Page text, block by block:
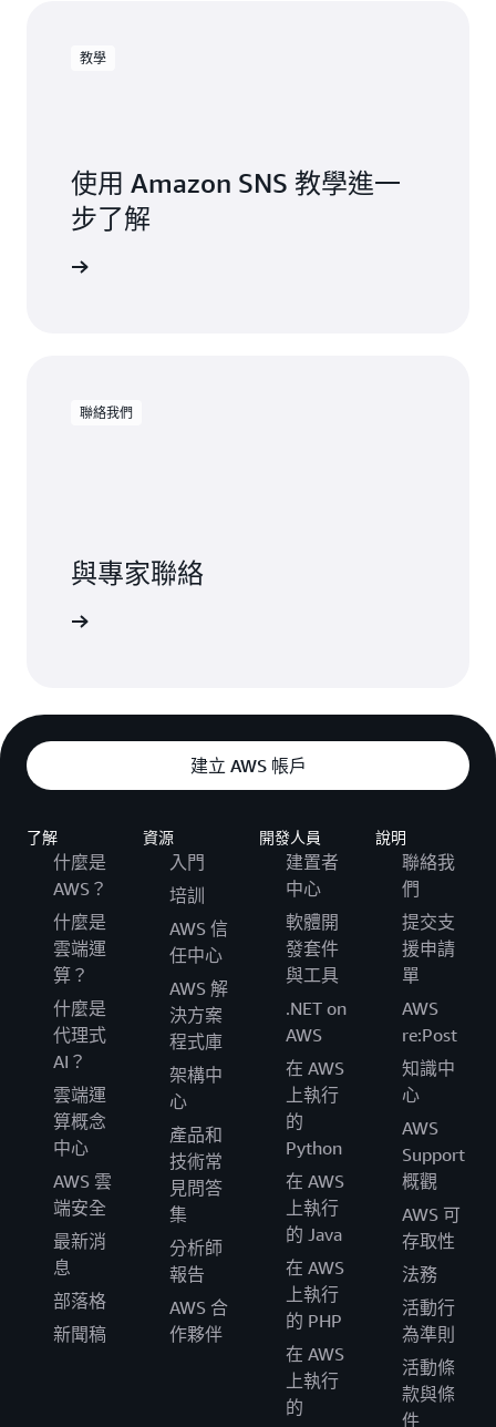
教學
使用 Amazon SNS 教學進一
步了解
聯絡我們
與專家聯絡
建立 AWS 帳戶
了解
什麼是
AWS？
什麼是
雲端運
算？
什麼是
代理式
AI？
雲端運
算概念
中心
AWS 雲
端安全
最新消
息
部落格
新聞稿
資源
入門
培訓
AWS 信
任中心
AWS 解
決方案
程式庫
架構中
心
產品和
技術常
見問答
集
分析師
報告
AWS 合
作夥伴
開發人員
建置者
中心
軟體開
發套件
與工具
.NET on
AWS
在 AWS
上執行
的
Python
在 AWS
上執行
的 Java
在 AWS
上執行
的 PHP
在 AWS
上執行
的
說明
聯絡我
們
提交支
援申請
單
AWS
re:Post
知識中
心
AWS
Support
概觀
AWS 可
存取性
法務
活動行
為準則
活動條
款與條
件